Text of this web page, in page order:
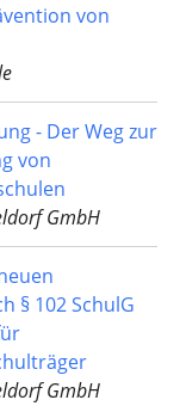
von
- Der Weg zur
von
GmbH
§ 102 SchulG
GmbH